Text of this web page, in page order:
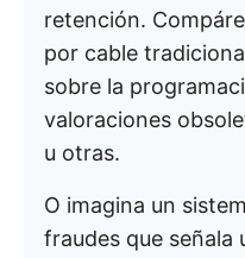
retención.
por cable
sobre la
valoraciones
u otras.
O imagina un
fraudes que señala